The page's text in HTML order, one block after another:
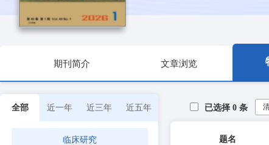
期刊简介 文章浏览
全部 近一年 近三年 近五年
临床研究
已选择 0 条
题名